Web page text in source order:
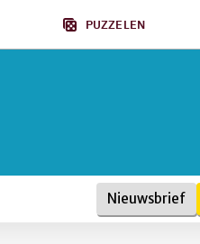
PUZZELEN
Nieuwsbrief